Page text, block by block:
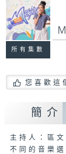
所有集數
您喜歡這
簡介
主持人：區文
不同的音樂